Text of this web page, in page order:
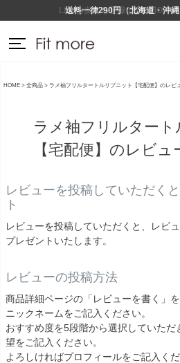
Lineお友だち登録で500円OFF
送料一律290円（北海道・沖
HOME 全商品 ラメ袖フリルタートルリブニット【宅配便】のレビ
ラメ袖フリルタート
【宅配便】のレビュ
レビューを投稿していただく
ト
レビューを投稿していただくと、レビ
プレゼントいたします。
レビューの投稿方法
商品詳細ページの「レビューを書く」
ニックネームをご記入ください。
おすすめ度を5段階から選択していた
望をご記入ください。
よろしければプロフィールをご記入くだ